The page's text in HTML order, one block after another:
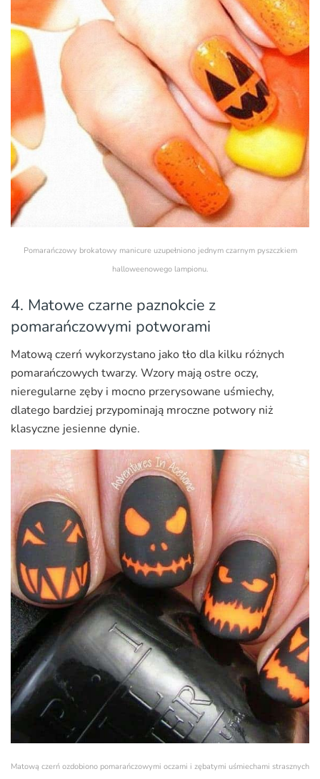
Pomarańczowy brokatowy manicure uzupełniono jednym czarnym pyszczkiem
halloweenowego lampionu.
4. Matowe czarne paznokcie z
pomarańczowymi potworami
Matową czerń wykorzystano jako tło dla kilku różnych
pomarańczowych twarzy. Wzory mają ostre oczy,
nieregularne zęby i mocno przerysowane uśmiechy,
dlatego bardziej przypominają mroczne potwory niż
klasyczne jesienne dynie.
Matową czerń ozdobiono pomarańczowymi oczami i zębatymi uśmiechami strasznych